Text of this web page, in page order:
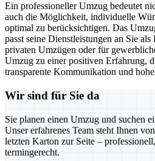
Ein professioneller Umzug bedeutet
auch die Möglichkeit, individuelle
optimal zu berücksichtigen. Das
passt seine Dienstleistungen an Sie
privaten Umzügen oder für
Umzug zu einer positiven Erfahrung,
transparente Kommunikation und
Wir sind für Sie da
Sie planen einen Umzug und suchen
Unser erfahrenes Team steht Ihnen
letzten Karton zur Seite –
termingerecht.